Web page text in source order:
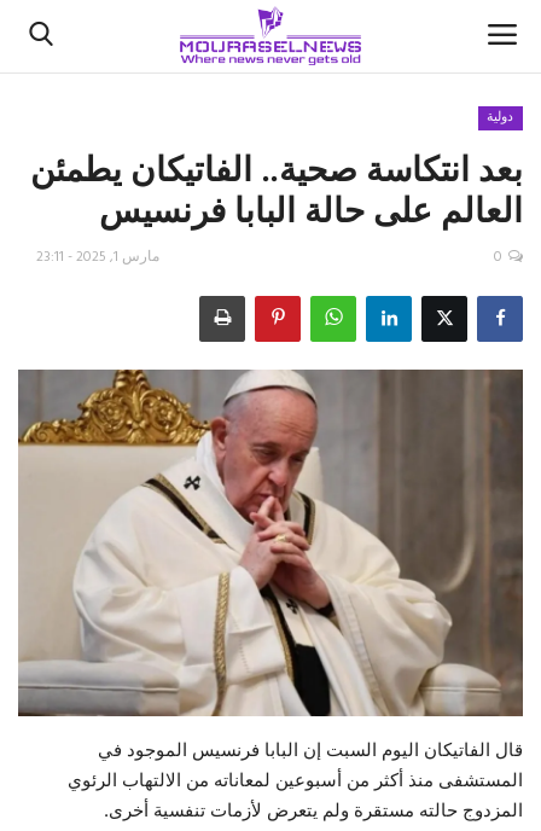
الأخبار
كتّابنا
اقتصاد
دولية
بعد انتكاسة صحية.. الفاتيكان يطمئن
العالم على حالة البابا فرنسيس
مارس 1, 2025 - 23:11 0
قال الفاتيكان اليوم السبت إن البابا فرنسيس الموجود في
المستشفى منذ أكثر من أسبوعين لمعاناته من الالتهاب الرئوي
المزدوج حالته مستقرة ولم يتعرض لأزمات تنفسية أخرى.